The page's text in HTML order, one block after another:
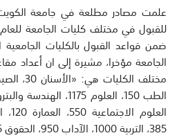
ضمن قواعد القبول بالكليات
الجامعة مؤخرا، مشيرة إلى ان أعداد
385، التربية 1000، الآداب 950، الحقوق 295».